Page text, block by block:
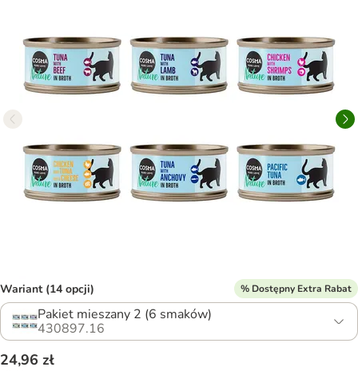
Wariant (14 opcji) % Dostępny Extra Rabat
Pakiet mieszany 2 (6 smaków)
430897.16
24,96 zł